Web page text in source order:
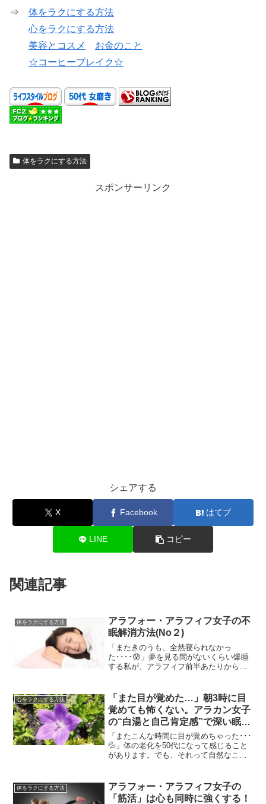
⇒ 体をラクにする方法
心をラクにする方法
美容とコスメ
お金のこと
☆コーヒーブレイク☆
体をラクにする方法
スポンサーリンク
シェアする
X Facebook はてブ
LINE コピー
関連記事
体をラクにする方法
アラフォー・アラフィフ女子の不
眠解消方法(No２)
「またきのうも、全然寝られなかっ
た････😰」夢を見る間がないくらい爆睡
する私が、アラフィフ前半あたりからな
なったり、さっぱり寝られないといった
日が出てきたりし始めまし...
心をラクにする方法
「また目が覚めた…」朝3時に目
覚めても怖くない。アラカン女子
の“白湯と自己肯定感”で深い眠り
へ
「またこんな時間に目が覚めちゃった･･･
💦」体の老化を50代になって感じること
があります。でも、それって自然なこと
がありました。「また来たか！」と思っ
たらやはりその通り...
体をラクにする方法
アラフォー・アラフィフ女子の
「筋活」は心も同時に強くする！